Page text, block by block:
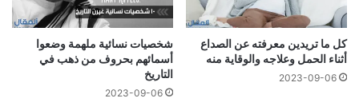
كل ما تريدين معرفته عن الصداع
أثناء الحمل وعلاجه والوقاية منه
2023-09-06
شخصيات نسائية ملهمة وضعوا
أسمائهم بحروف من ذهب في
التاريخ
2023-09-06